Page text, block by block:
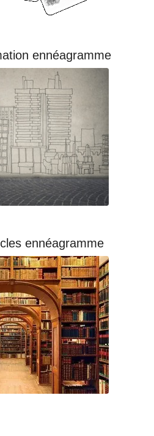
ennéagramme
ennéagramme